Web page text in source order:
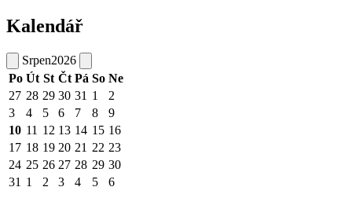
Kalendář
Srpen2026
Po Út St Čt Pá So Ne
27 28 29 30 31 1
2
3
4 5 6 7 8
9
10 11 12 13 14 15 16
17 18 19 20 21 22 23
24 25 26 27 28 29 30
31 1 2 3 4 5 6